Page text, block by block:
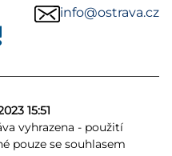
info@ostrava.cz
15:51
vyhrazena - použití
pouze se souhlasem